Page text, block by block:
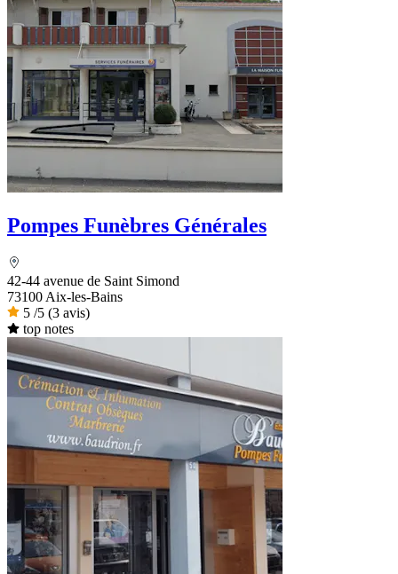
Pompes Funèbres Générales
42-44 avenue de Saint Simond
73100 Aix-les-Bains
5 /5 (3 avis)
top notes